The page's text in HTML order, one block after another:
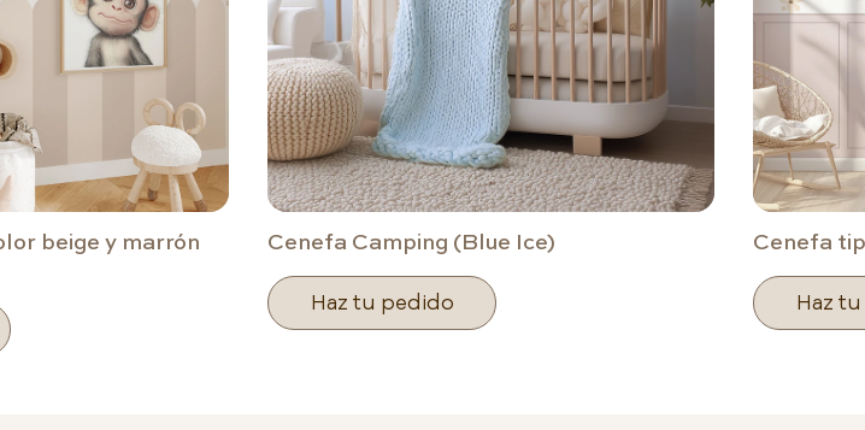
beige y marrón
Cenefa Camping (Blue Ice)
Haz tu pedido
Cenefa
Haz